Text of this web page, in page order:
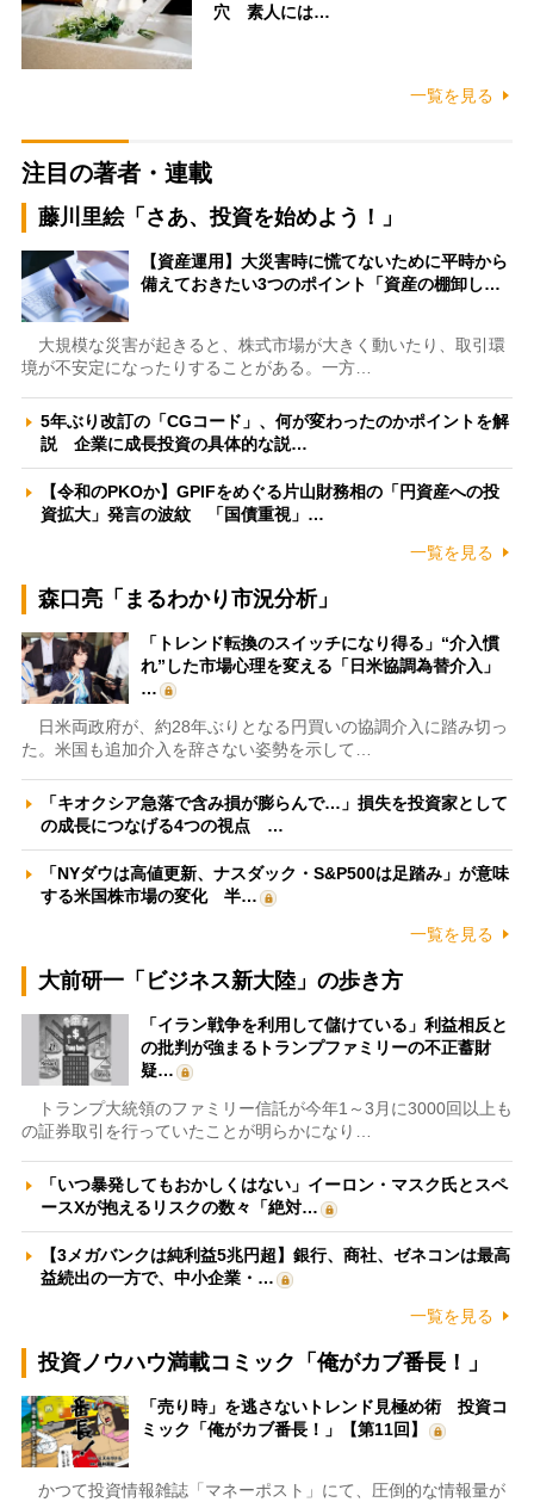
穴 素人には…
一覧を見る
注目の著者・連載
藤川里絵「さあ、投資を始めよう！」
【資産運用】大災害時に慌てないために平時から
備えておきたい3つのポイント「資産の棚卸し…
大規模な災害が起きると、株式市場が大きく動いたり、取引環
境が不安定になったりすることがある。一方…
5年ぶり改訂の「CGコード」、何が変わったのかポイントを解
説 企業に成長投資の具体的な説…
【令和のPKOか】GPIFをめぐる片山財務相の「円資産への投
資拡大」発言の波紋 「国債重視」…
一覧を見る
森口亮「まるわかり市況分析」
「トレンド転換のスイッチになり得る」“介入慣
れ”した市場心理を変える「日米協調為替介入」
…
日米両政府が、約28年ぶりとなる円買いの協調介入に踏み切っ
た。米国も追加介入を辞さない姿勢を示して…
「キオクシア急落で含み損が膨らんで…」損失を投資家として
の成長につなげる4つの視点 …
「NYダウは高値更新、ナスダック・S&P500は足踏み」が意味
する米国株市場の変化 半…
一覧を見る
大前研一「ビジネス新大陸」の歩き方
「イラン戦争を利用して儲けている」利益相反と
の批判が強まるトランプファミリーの不正蓄財
疑…
トランプ大統領のファミリー信託が今年1～3月に3000回以上も
の証券取引を行っていたことが明らかになり…
「いつ暴発してもおかしくはない」イーロン・マスク氏とスペ
ースXが抱えるリスクの数々「絶対…
【3メガバンクは純利益5兆円超】銀行、商社、ゼネコンは最高
益続出の一方で、中小企業・…
一覧を見る
投資ノウハウ満載コミック「俺がカブ番長！」
「売り時」を逃さないトレンド見極め術 投資コ
ミック「俺がカブ番長！」【第11回】
かつて投資情報雑誌「マネーポスト」にて、圧倒的な情報量が